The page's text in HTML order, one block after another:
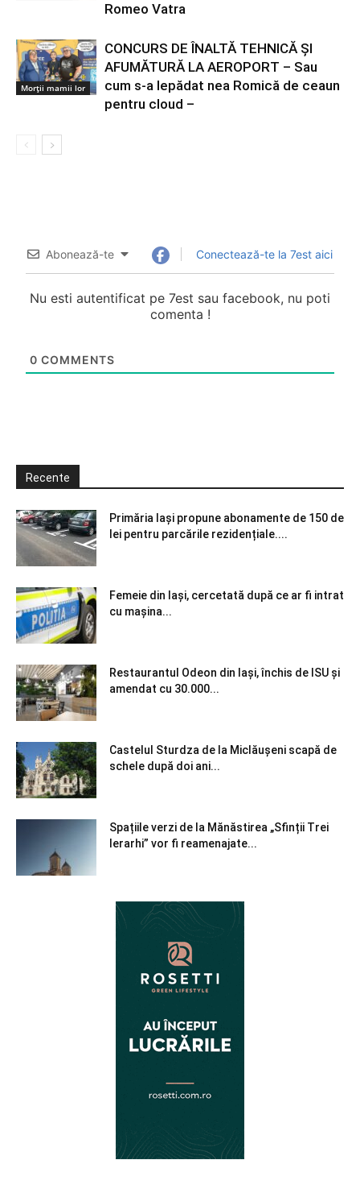
Romeo Vatra
Morții mamii lor
CONCURS DE ÎNALTĂ TEHNICĂ ȘI
AFUMĂTURĂ LA AEROPORT – Sau
cum s-a lepădat nea Romică de ceaun
pentru cloud –
Abonează-te Conectează-te la 7est aici
Nu esti autentificat pe 7est sau facebook, nu poti
comenta !
0 COMMENTS
Recente
Primăria Iași propune abonamente de 150 de
lei pentru parcările rezidențiale....
Femeie din Iași, cercetată după ce ar fi intrat
cu mașina...
Restaurantul Odeon din Iași, închis de ISU și
amendat cu 30.000...
Castelul Sturdza de la Miclăușeni scapă de
schele după doi ani...
Spațiile verzi de la Mănăstirea „Sfinții Trei
Ierarhi” vor fi reamenajate...